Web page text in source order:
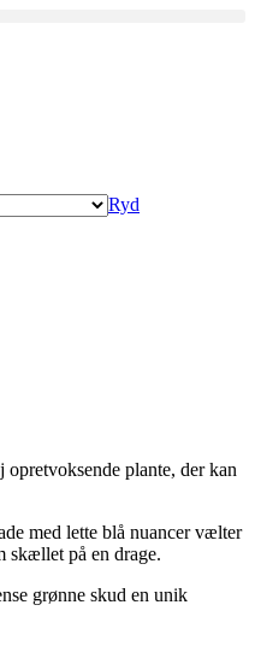
Ryd
opretvoksende plante, der kan
med lette blå nuancer vælter
skællet på en drage.
grønne skud en unik